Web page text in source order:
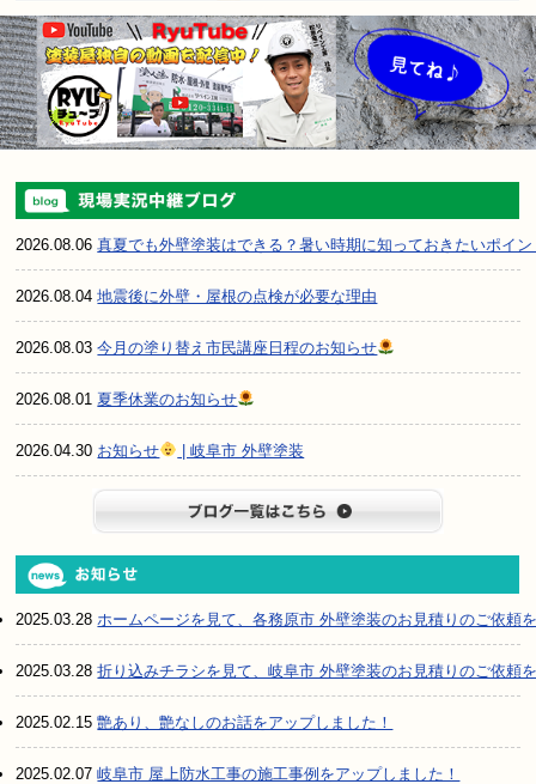
2026.08.06真夏でも外壁塗装はできる？暑い時期に知っておきたいポイン
2026.08.04地震後に外壁・屋根の点検が必要な理由
2026.08.03今月の塗り替え市民講座日程のお知らせ
2026.08.01 夏季休業のお知らせ
2026.04.30 お知らせ | 岐阜市 外壁塗装
2025.03.28 ホームページを見て、各務原市 外壁塗装のお見積りのご依頼
2025.03.28折り込みチラシを見て、岐阜市 外壁塗装のお見積りのご依頼
2025.02.15艶あり、艶なしのお話をアップしました！
2025.02.07岐阜市 屋上防水工事の施工事例をアップしました！